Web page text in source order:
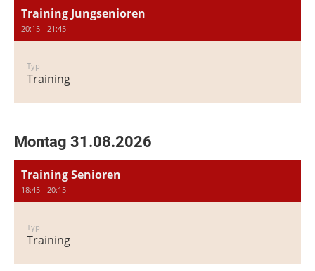
Training Jungsenioren
20:15 - 21:45
Typ
Training
Montag 31.08.2026
Training Senioren
18:45 - 20:15
Typ
Training